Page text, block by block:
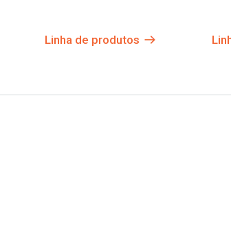
Linha de produtos